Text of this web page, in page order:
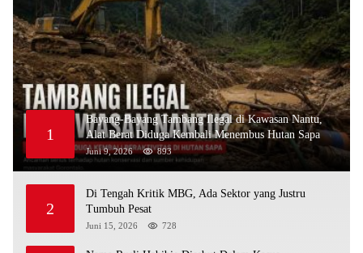
1
Bayang-Bayang Tambang Ilegal di Kawasan Nantu,
Alat Berat Diduga Kembali Menembus Hutan Sapa
Juni 9, 2026 893
2
Di Tengah Kritik MBG, Ada Sektor yang Justru
Tumbuh Pesat
Juni 15, 2026 728